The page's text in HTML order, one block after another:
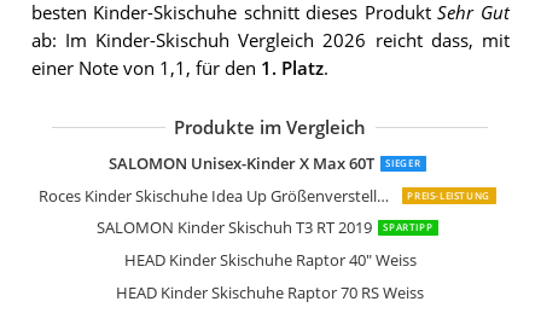
besten Kinder-Skischuhe schnitt dieses ProduktSehr Gut
ab: Im Kinder-Skischuh Vergleich 2026 reicht dass, mit
einer Note von 1,1, für den 1. Platz.
Produkte im Vergleich
SALOMON Unisex-Kinder X Max 60T SIEGER
Roces Kinder Skischuhe Idea Up Größenverstellbar PREIS-LEISTUNG
SALOMON Kinder Skischuh T3 RT 2019 SPARTIPP
HEAD Kinder Skischuhe Raptor 40" Weiss
HEAD Kinder Skischuhe Raptor 70 RS Weiss
Nordica GP Junior Skischuhe Kinder
Lange Kinder Skischuhe blau 23 1/2
Elan Kinder Skischuhe keine 16 1/2
Rossignol Hero J4 Skischuhe
HEAD Kinder Skischuhe weiß 22 1/2
HEAD Kinder Skischuhe Raptor 60
Lange Kinder RSJ 60 Skischuhe blau
HEAD Kinder Skischuhe Raptor 40"
SALOMON Kinder Skischuh T2 RT
Fischer Kinder RC4 60 JR Skischuhe
Rossignol Hero Skischuhe Kinder
Tecno Pro Tecnopro T50-3
ATOMIC Kinder Skischuh Waymaker
TECNOPRO Kinder Skitty Skistiefel